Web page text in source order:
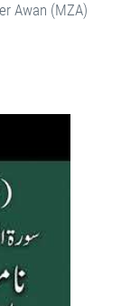
Awan (MZA)